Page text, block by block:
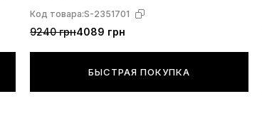
Код товара:S-2351701
9240 грн4089 грн
БЫСТРАЯ ПОКУПКА